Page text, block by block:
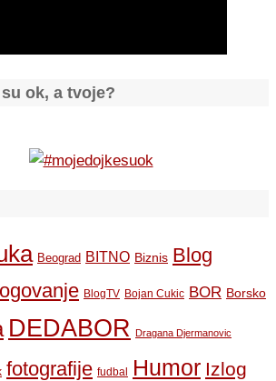
ok, a tvoje?
Beograd BITNO Biznis Blog
BlogTV Bojan Cukic BOR Borsko
DEDABOR Dragana Djermanovic
fotografije fudbal Humor Izlog